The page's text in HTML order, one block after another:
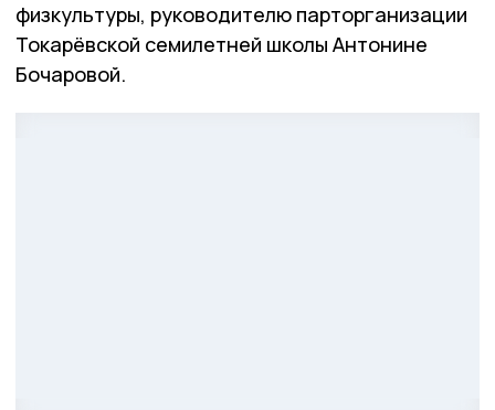
физкультуры, руководителю парторганизации
Токарёвской семилетней школы Антонине
Бочаровой.